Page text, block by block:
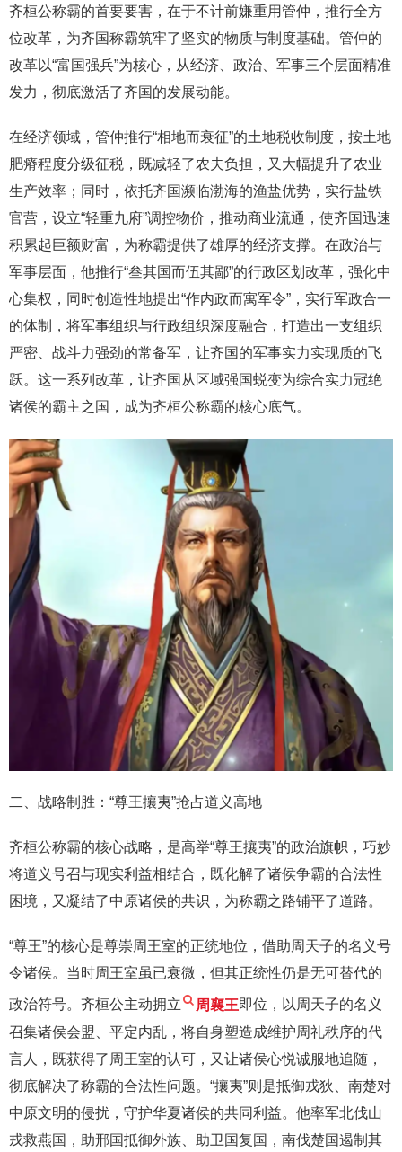
齐桓公称霸的首要要害，在于不计前嫌重用管仲，推行全方
位改革，为齐国称霸筑牢了坚实的物质与制度基础。管仲的
改革以“富国强兵”为核心，从经济、政治、军事三个层面精准
发力，彻底激活了齐国的发展动能。
在经济领域，管仲推行“相地而衰征”的土地税收制度，按土地
肥瘠程度分级征税，既减轻了农夫负担，又大幅提升了农业
生产效率；同时，依托齐国濒临渤海的渔盐优势，实行盐铁
官营，设立“轻重九府”调控物价，推动商业流通，使齐国迅速
积累起巨额财富，为称霸提供了雄厚的经济支撑。在政治与
军事层面，他推行“叁其国而伍其鄙”的行政区划改革，强化中
心集权，同时创造性地提出“作内政而寓军令”，实行军政合一
的体制，将军事组织与行政组织深度融合，打造出一支组织
严密、战斗力强劲的常备军，让齐国的军事实力实现质的飞
跃。这一系列改革，让齐国从区域强国蜕变为综合实力冠绝
诸侯的霸主之国，成为齐桓公称霸的核心底气。
二、战略制胜：“尊王攘夷”抢占道义高地
齐桓公称霸的核心战略，是高举“尊王攘夷”的政治旗帜，巧妙
将道义号召与现实利益相结合，既化解了诸侯争霸的合法性
困境，又凝结了中原诸侯的共识，为称霸之路铺平了道路。
“尊王”的核心是尊崇周王室的正统地位，借助周天子的名义号
令诸侯。当时周王室虽已衰微，但其正统性仍是无可替代的
政治符号。齐桓公主动拥立 周襄王即位，以周天子的名义
召集诸侯会盟、平定内乱，将自身塑造成维护周礼秩序的代
言人，既获得了周王室的认可，又让诸侯心悦诚服地追随，
彻底解决了称霸的合法性问题。“攘夷”则是抵御戎狄、南楚对
中原文明的侵扰，守护华夏诸侯的共同利益。他率军北伐山
戎救燕国，助邢国抵御外族、助卫国复国，南伐楚国遏制其